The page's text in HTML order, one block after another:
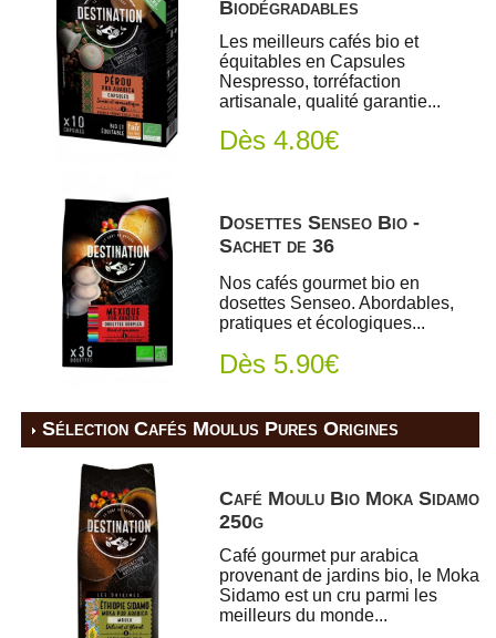
Biodégradables
Les meilleurs cafés bio et
équitables en Capsules
Nespresso, torréfaction
artisanale, qualité garantie...
Dès 4.80€
Dosettes Senseo Bio -
Sachet de 36
Nos cafés gourmet bio en
dosettes Senseo. Abordables,
pratiques et écologiques...
Dès 5.90€
Sélection Cafés Moulus Pures Origines
Café Moulu Bio Moka Sidamo
250g
Café gourmet pur arabica
provenant de jardins bio, le Moka
Sidamo est un cru parmi les
meilleurs du monde...